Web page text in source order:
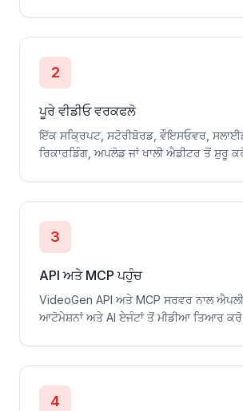
2
ਪੂਰੇ ਵੀਡੀਓ ਵਰਕਫਲੋ
ਇੱਕ ਸਕ੍ਰਿਪਟ, ਸਟੋਰੀਬੋਰਡ, ਵੌਇਸਓਵਰ,
ਰਿਕਾਰਡਿੰਗ, ਅਪਲੋਡ ਜਾਂ ਖਾਲੀ ਐਡੀਟਰ ਤੋਂ ਸ਼ੁਰੂ
3
API ਅਤੇ MCP ਪਹੁੰਚ
VideoGen API ਅਤੇ MCP ਸਰਵਰ ਨਾਲ
ਆਟੋਮੇਸ਼ਨਾਂ ਅਤੇ AI ਏਜੰਟਾਂ ਤੋਂ ਮੀਡੀਆ ਤਿਆਰ
4